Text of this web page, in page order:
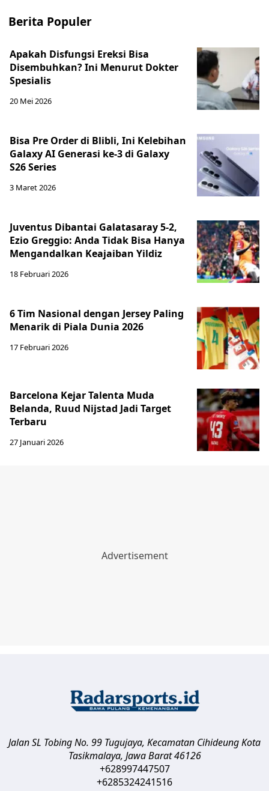
Berita Populer
Apakah Disfungsi Ereksi Bisa
Disembuhkan? Ini Menurut Dokter
Spesialis
20 Mei 2026
Bisa Pre Order di Blibli, Ini Kelebihan
Galaxy AI Generasi ke-3 di Galaxy
S26 Series
3 Maret 2026
Juventus Dibantai Galatasaray 5-2,
Ezio Greggio: Anda Tidak Bisa Hanya
Mengandalkan Keajaiban Yildiz
18 Februari 2026
6 Tim Nasional dengan Jersey Paling
Menarik di Piala Dunia 2026
17 Februari 2026
Barcelona Kejar Talenta Muda
Belanda, Ruud Nijstad Jadi Target
Terbaru
27 Januari 2026
Jalan SL Tobing No. 99 Tugujaya, Kecamatan CihideungKota
Tasikmalaya, Jawa Barat 46126
+628997447507
+6285324241516